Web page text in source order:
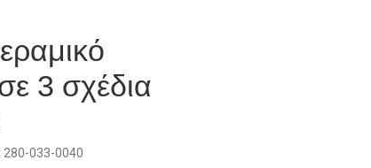
3 σχέδια
280-033-0040